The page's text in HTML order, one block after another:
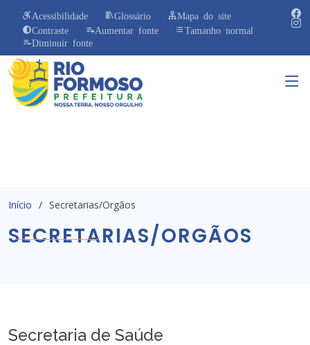
Acessibilidade Glossário
Mapa do site
Contraste
Aumentar fonte
Tamanho normal
Diminuir fonte
Início Secretarias/Orgãos
SECRETARIAS/ORGÃOS
Secretaria de Saúde